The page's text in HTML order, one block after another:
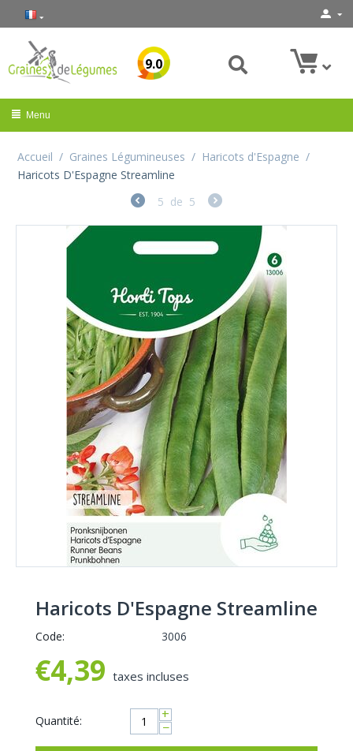
9.0
Menu
Accueil / Graines Légumineuses / Haricots d'Espagne /
Haricots D'Espagne Streamline
5 de 5
Haricots D'Espagne Streamline
Code: 3006
€4,39 taxes incluses
Quantité: +
−